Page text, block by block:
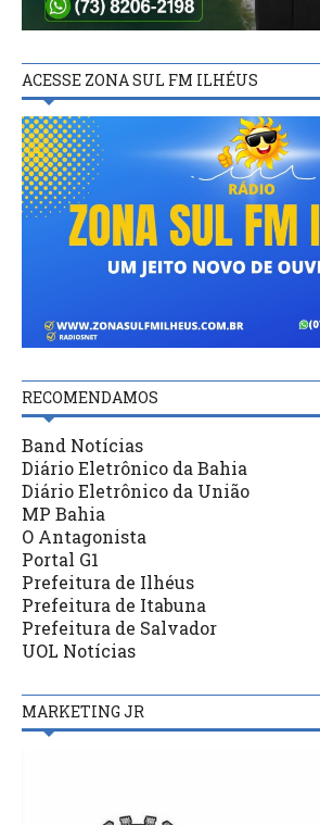
ACESSE ZONA SUL FM ILHÉUS
RECOMENDAMOS
Band Notícias
Diário Eletrônico da Bahia
Diário Eletrônico da União
MP Bahia
O Antagonista
Portal G1
Prefeitura de Ilhéus
Prefeitura de Itabuna
Prefeitura de Salvador
UOL Notícias
MARKETING JR